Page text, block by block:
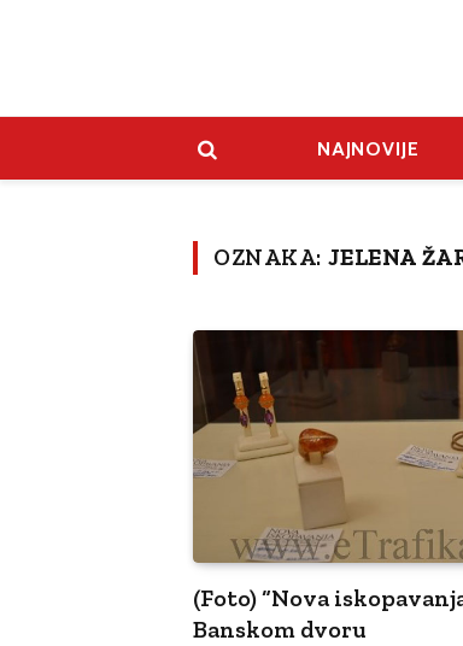
NAJNOVIJE
OZNAKA: JELENA
(Foto) “Nova
Banskom dvoru